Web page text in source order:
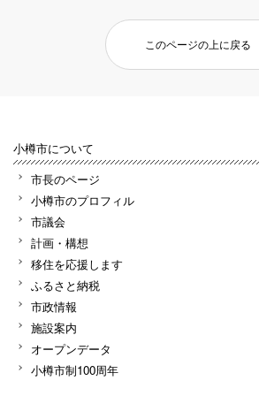
このページの上に戻る
小樽市について
市長のページ
小樽市のプロフィル
市議会
計画・構想
移住を応援します
ふるさと納税
市政情報
施設案内
オープンデータ
小樽市制100周年